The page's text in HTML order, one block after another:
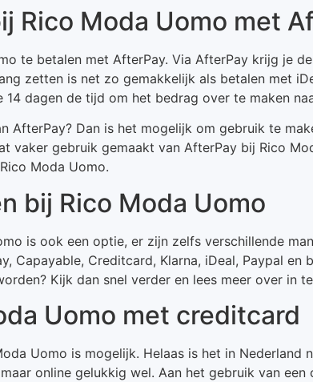
Rico Moda Uomo met
te betalen met AfterPay. Via AfterPay krijg je
zetten is net zo gemakkelijk als betalen met
dagen de tijd om het bedrag over te maken
AfterPay? Dan is het mogelijk om gebruik te
vaker gebruik gemaakt van AfterPay bij Rico
Moda Uomo.
bij Rico Moda Uomo
is ook een optie, er zijn zelfs verschillende
Capayable, Creditcard, Klarna, iDeal, Paypal
Kijk dan snel verder en lees meer over in
Uomo met creditcard
Uomo is mogelijk. Helaas is het in
online gelukkig wel. Aan het gebruik van